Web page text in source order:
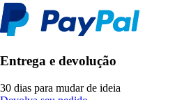
Entrega e devolução
30 dias para mudar de ideia